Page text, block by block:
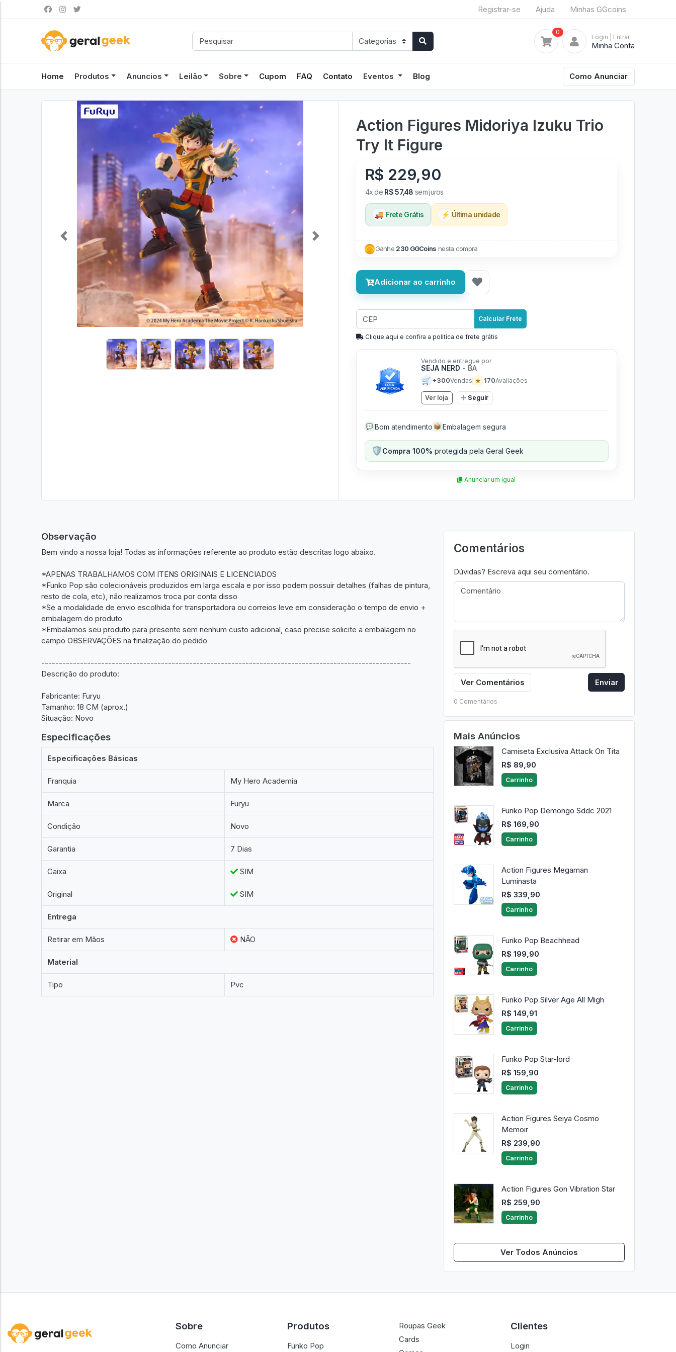
Registrar-se Ajuda Minhas GGcoins
0
Login | Entrar
Minha Conta
Home Produtos Anuncios Leilão Sobre Cupom FAQ Contato Eventos Blog Como Anunciar
Previous Next
Action Figures Midoriya Izuku Trio
Try It Figure
R$ 229,90
4x de R$ 57,48 sem juros
🚚 Frete Grátis ⚡ Última unidade
Ganhe 230 GGCoins nesta compra
Adicionar ao carrinho
Calcular Frete
Clique aqui e confira a politíca de frete grátis
Vendido e entregue por
SEJA NERD - BA
🛒 +300Vendas ★ 170Avaliações
Ver loja Seguir
💬 Bom atendimento 📦 Embalagem segura
🛡️Compra 100% protegida pela Geral Geek
Anunciar um igual
Observação
Bem vindo a nossa loja! Todas as informações referente ao produto estão descritas logo abaixo.
*APENAS TRABALHAMOS COM ITENS ORIGINAIS E LICENCIADOS
*Funko Pop são colecionáveis produzidos em larga escala e por isso podem possuir detalhes (falhas de pintura,
resto de cola, etc), não realizamos troca por conta disso
*Se a modalidade de envio escolhida for transportadora ou correios leve em consideração o tempo de envio +
embalagem do produto
*Embalamos seu produto para presente sem nenhum custo adicional, caso precise solicite a embalagem no
campo OBSERVAÇÕES na finalização do pedido
---------------------------------------------------------------------------------------------------------
Descrição do produto:
Fabricante: Furyu
Tamanho: 18 CM (aprox.)
Situação: Novo
Especificações
Especificações Básicas
Franquia My Hero Academia
Marca Furyu
Condição Novo
Garantia 7 Dias
Caixa SIM
Original SIM
Entrega
Retirar em Mãos NÃO
Material
Tipo Pvc
Comentários
Dúvidas? Escreva aqui seu comentário.
Ver Comentários Enviar
0 Comentários
Mais Anúncios
Camiseta Exclusiva Attack On Tita
R$ 89,90
Carrinho
Funko Pop Demongo Sddc 2021
R$ 169,90
Carrinho
Action Figures Megaman
Luminasta
R$ 339,90
Carrinho
Funko Pop Beachhead
R$ 199,90
Carrinho
Funko Pop Silver Age All Migh
R$ 149,91
Carrinho
Funko Pop Star-lord
R$ 159,90
Carrinho
Action Figures Seiya Cosmo
Memoir
R$ 239,90
Carrinho
Action Figures Gon Vibration Star
R$ 259,90
Carrinho
Ver Todos Anúncios
Sobre
Como Anunciar
Produtos
Funko Pop
Roupas Geek
Cards
Clientes
Login